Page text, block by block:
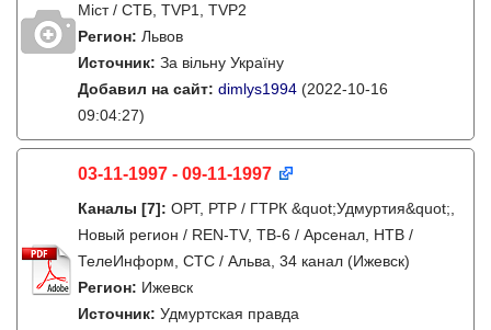
Міст / СТБ, TVP1, TVP2
Регион: Львов
Источник: За вільну Україну
Добавил на сайт: dimlys1994 (2022-10-16
09:04:27)
03-11-1997 - 09-11-1997
Каналы [7]: ОРТ, РТР / ГТРК &quot;Удмуртия&quot;,
Новый регион / REN-TV, ТВ-6 / Арсенал, НТВ /
ТелеИнформ, СТС / Альва, 34 канал (Ижевск)
Регион: Ижевск
Источник: Удмуртская правда